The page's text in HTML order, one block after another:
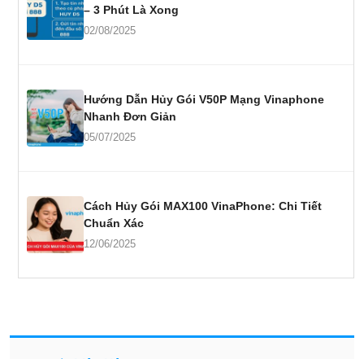
– 3 Phút Là Xong
02/08/2025
Hướng Dẫn Hủy Gói V50P Mạng Vinaphone
Nhanh Đơn Giản
05/07/2025
Cách Hủy Gói MAX100 VinaPhone: Chi Tiết
Chuẩn Xác
12/06/2025